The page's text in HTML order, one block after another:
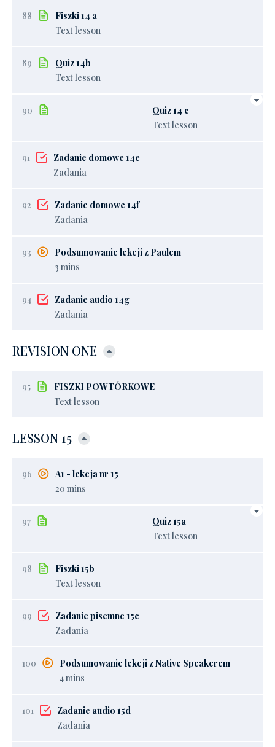
88
Fiszki 14 a
Text lesson
89
Quiz 14b
Text lesson
90
Quiz 14 c
Text lesson
91
Zadanie domowe 14e
Zadania
92
Zadanie domowe 14f
Zadania
93
Podsumowanie lekcji z Paulem
3 mins
94
Zadanie audio 14g
Zadania
REVISION ONE
95
FISZKI POWTÓRKOWE
Text lesson
LESSON 15
96
A1 - lekcja nr 15
20 mins
97
Quiz 15a
Text lesson
98
Fiszki 15b
Text lesson
99
Zadanie pisemne 15c
Zadania
100
Podsumowanie lekcji z Native Speakerem
4 mins
101
Zadanie audio 15d
Zadania